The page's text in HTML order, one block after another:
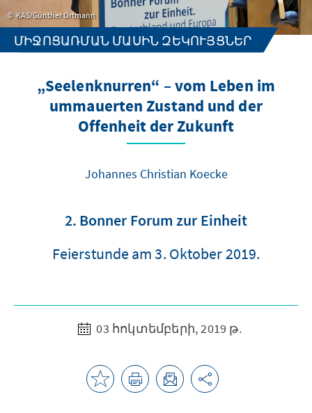
KAS/Günther Ortmann
ՄԻՋՈՑԱՌՄԱՆ ՄԱՍԻՆ ԶԵԿՈՒՅՑՆԵՐ
„Seelenknurren“ – vom Leben im
ummauerten Zustand und der
Offenheit der Zukunft
Johannes Christian Koecke
2. Bonner Forum zur Einheit
Feierstunde am 3. Oktober 2019.
03 հոկտեմբերի, 2019 թ.